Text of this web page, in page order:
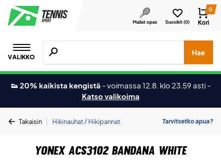
Mailat opas Suosikit (0)
0
Kori
VALIKKO
Hae tuotteita, merkkejä jne.
Hae
👟 20% kaikista kengistä -voimassa 12.8. klo 23.59 asti -
Katso valikoima
Takaisin | Hikinauhat / Hikipannat Tarvitsetko apua?
Yonex ACS3102 Bandana White